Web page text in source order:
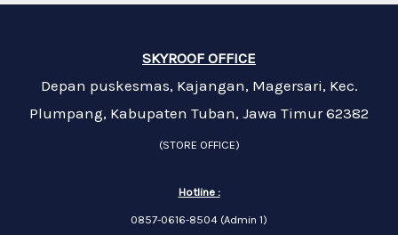
SKYROOF OFFICE
Depan puskesmas, Kajangan, Magersari, Kec.
Plumpang, Kabupaten Tuban, Jawa Timur 62382
(STORE OFFICE)
Hotline :
0857-0616-8504 (Admin 1)